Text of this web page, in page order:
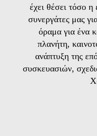
έχει θέσει τόσο η
συνεργάτες μας
όραμα για ένα
πλανήτη,
ανάπτυξη της
συσκευασιών,